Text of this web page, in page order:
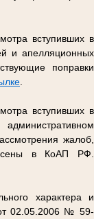
вступивших в
и апелляционных
поправки
вступивших в
жалоб,
в КоАП РФ.
характера и
02.05.2006 № 59-